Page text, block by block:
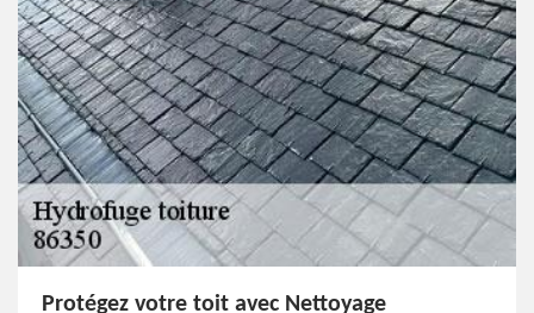
Protégez votre toit avec Nettoyage